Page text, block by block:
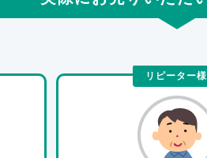
リピーター様